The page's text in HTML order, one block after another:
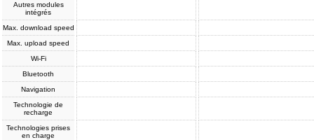
Autres modules
intégrés
Max. download speed
Max. upload speed
Wi-Fi
Bluetooth
Navigation
Technologie de
recharge
Technologies prises
en charge